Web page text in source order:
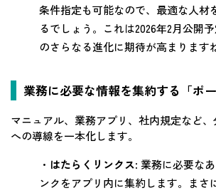
条件指定も可能なので、最適な人材
るでしょう。これは2026年2月公開
のさらなる進化に期待が高まります
業務に必要な情報を集約する「ポー
マニュアル、業務アプリ、社内規定など
への導線を一本化します。
・ はたらくリンクス: 業務に必要な
ンクをアプリ内に集約します。まさ